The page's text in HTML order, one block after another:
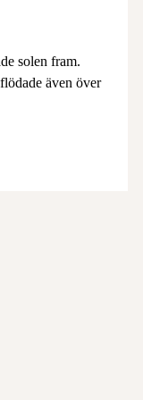
solen fram.
även över